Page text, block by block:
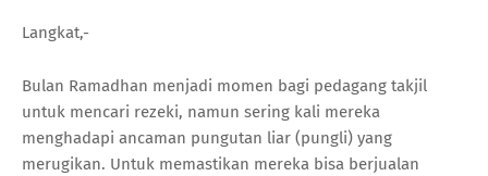
Langkat,-
Bulan Ramadhan menjadi momen bagi pedagang takjil
untuk mencari rezeki, namun sering kali mereka
menghadapi ancaman pungutan liar (pungli) yang
merugikan. Untuk memastikan mereka bisa berjualan